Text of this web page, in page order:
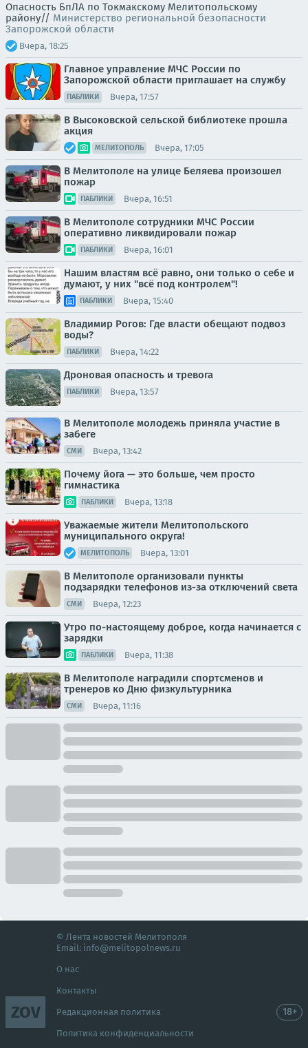
Опасность БпЛА по Токмакскому Мелитопольскому
району// Министерство региональной безопасности
Запорожской области
Вчера, 18:25
Главное управление МЧС России по
Запорожской области приглашает на службу
ПАБЛИКИ Вчера, 17:57
В Высоковской сельской библиотеке прошла
акция
МЕЛИТОПОЛЬ Вчера, 17:05
В Мелитополе на улице Беляева произошел
пожар
ПАБЛИКИ Вчера, 16:51
В Мелитополе сотрудники МЧС России
оперативно ликвидировали пожар
ПАБЛИКИ Вчера, 16:01
Нашим властям всё равно, они только о себе и
думают, у них "всё под контролем"!
ПАБЛИКИ Вчера, 15:40
Владимир Рогов: Где власти обещают подвоз
воды?
ПАБЛИКИ Вчера, 14:22
Дроновая опасность и тревога
ПАБЛИКИ Вчера, 13:57
В Мелитополе молодежь приняла участие в
забеге
СМИ Вчера, 13:42
Почему йога — это больше, чем просто
гимнастика
ПАБЛИКИ Вчера, 13:18
Уважаемые жители Мелитопольского
муниципального округа!
МЕЛИТОПОЛЬ Вчера, 13:01
В Мелитополе организовали пункты
подзарядки телефонов из-за отключений света
СМИ Вчера, 12:23
Утро по-настоящему доброе, когда начинается с
зарядки
ПАБЛИКИ Вчера, 11:38
В Мелитополе наградили спортсменов и
тренеров ко Дню физкультурника
СМИ Вчера, 11:16
ZOV
© Лента новостей Мелитополя
Email: info@melitopolnews.ru
О нас
Контакты
Редакционная политика
Политика конфиденциальности
18+